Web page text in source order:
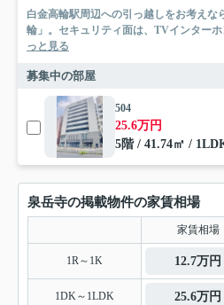
白金高輪駅周辺への引っ越しをお考えな
輪」。セキュリティ面は、TVインター
っと見る
募集中の部屋
504
25.6万円
5階 / 41.74㎡ /
泉岳寺の掲載物件の家賃相場
家賃相場
1R～1K 12.7万円
1DK～1LDK 25.6万円